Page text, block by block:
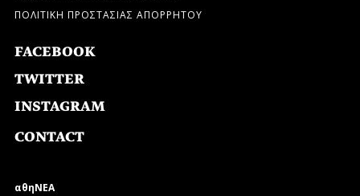
ΠΟΛΙΤΙΚΗ ΠΡΟΣΤΑΣΙΑΣ ΑΠΟΡΡΗΤΟΥ
FACEBOOK
TWITTER
INSTAGRAM
CONTACT
αθηΝΕΑ